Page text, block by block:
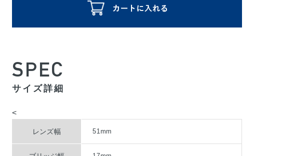
SPEC
サイズ詳細
<
レンズ幅 51mm